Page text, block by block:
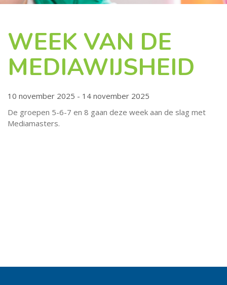
WEEK VAN DE
MEDIAWIJSHEID
10 november 2025 - 14 november 2025
De groepen 5-6-7 en 8 gaan deze week aan de slag met
Mediamasters.